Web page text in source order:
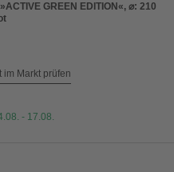
GREEN EDITION«, ⌀: 210
im Markt prüfen
- 17.08.